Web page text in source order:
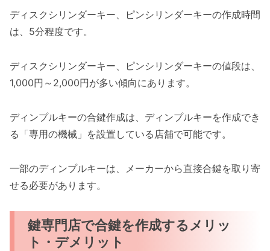
ディスクシリンダーキー、ピンシリンダーキーの作成時間
は、5分程度です。
ディスクシリンダーキー、ピンシリンダーキーの値段は、
1,000円～2,000円が多い傾向にあります。
ディンプルキーの合鍵作成は、ディンプルキーを作成でき
る「専用の機械」を設置している店舗で可能です。
一部のディンプルキーは、メーカーから直接合鍵を取り寄
せる必要があります。
鍵専門店で合鍵を作成するメリッ
ト・デメリット